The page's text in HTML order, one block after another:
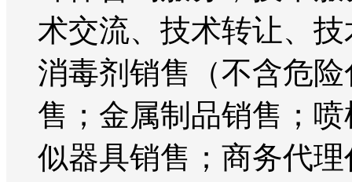
术交流、技术转让、
消毒剂销售（不含危
售；金属制品销售；
似器具销售；商务代